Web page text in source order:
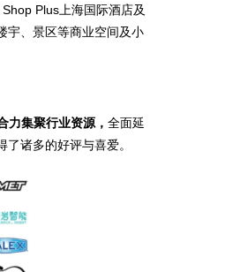
Plus上海国际酒店及
宇、景区等商业空间及小
力集聚行业资源， 全面延
诸多的好评与喜爱。